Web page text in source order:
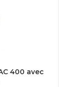
400 avec